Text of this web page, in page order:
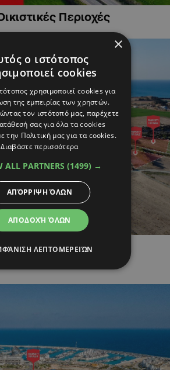
Περιοχές
στην Αλαμινό,
×
ο ιστότοπος
cookies
χρησιμοποιεί cookies για
της εμπειρίας των χρηστών.
τον ιστότοπό μας, παρέχετε
σας για όλα τα cookies
την Πολιτική μας για τα cookies.
Διαβάστε περισσότερα
ALL PARTNERS (1499) →
ΑΠΟΔΟΧΉ ΌΛΩΝ
ΑΠΌΡΡΙΨΗ ΌΛΩΝ
ΛΕΠΤΟΜΕΡΕΙΏΝ